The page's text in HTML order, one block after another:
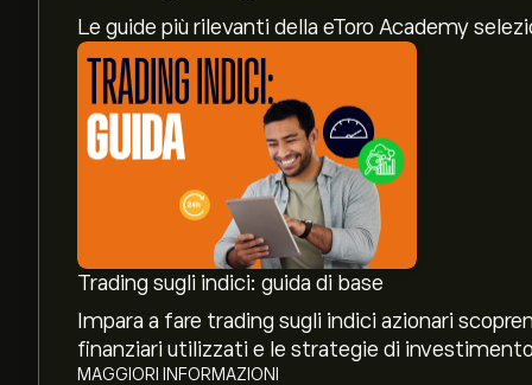
Le guide più rilevanti della eToro Academy
Trading sugli indici: guida di base
Impara a fare trading sugli indici azionari
finanziari utilizzati e le strategie di
MAGGIORI INFORMAZIONI